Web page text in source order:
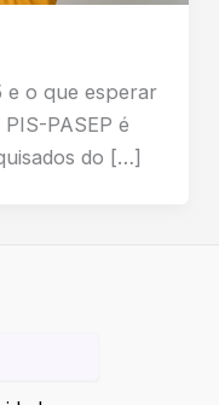
e o que esperar
PASEP é
do […]